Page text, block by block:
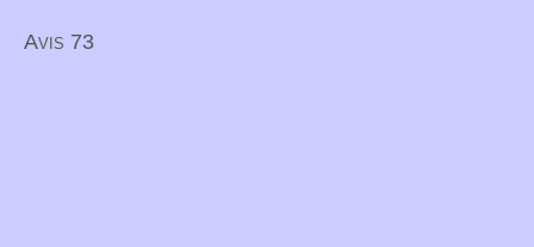
Avis 73